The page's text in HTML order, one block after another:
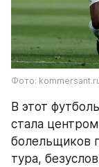
Фото:
В этот
стала
болельщиков
тура,